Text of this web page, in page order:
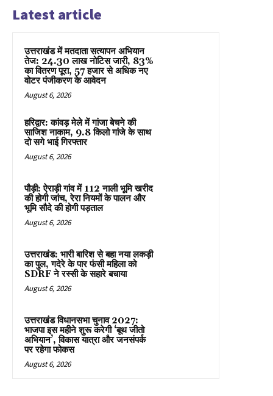
Latest article
उत्तराखंड में मतदाता सत्यापन अभियान
तेज: 24.30 लाख नोटिस जारी, 83%
का वितरण पूरा, 57 हजार से अधिक नए
वोटर पंजीकरण के आवेदन
August 6, 2026
हरिद्वार: कांवड़ मेले में गांजा बेचने की
साजिश नाकाम, 9.8 किलो गांजे के साथ
दो सगे भाई गिरफ्तार
August 6, 2026
पौड़ी: ऐराड़ी गांव में 112 नाली भूमि खरीद
की होगी जांच, रेरा नियमों के पालन और
भूमि सौदे की होगी पड़ताल
August 6, 2026
उत्तराखंड: भारी बारिश से बहा नया लकड़ी
का पुल, गदेरे के पार फंसी महिला को
SDRF ने रस्सी के सहारे बचाया
August 6, 2026
उत्तराखंड विधानसभा चुनाव 2027:
भाजपा इस महीने शुरू करेगी ‘बूथ जीतो
अभियान’, विकास यात्रा और जनसंपर्क
पर रहेगा फोकस
August 6, 2026